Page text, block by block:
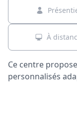
À
Ce centre
personnalisés